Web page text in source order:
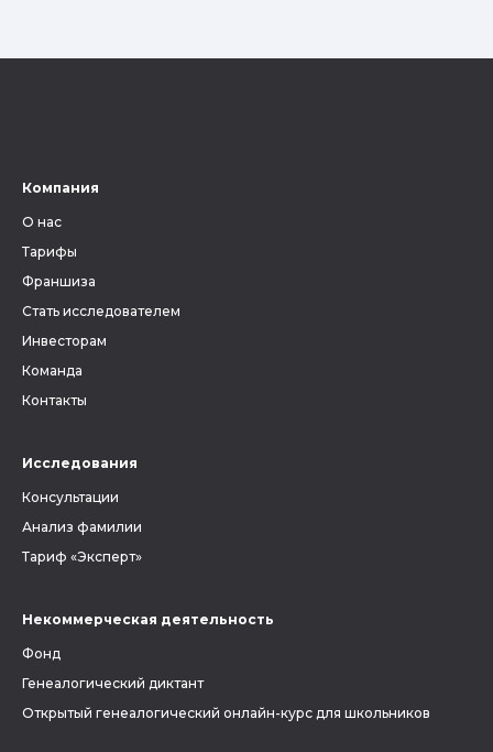
Компания
О нас
Тарифы
Франшиза
Стать исследователем
Инвесторам
Команда
Контакты
Исследования
Консультации
Анализ фамилии
Тариф «Эксперт»
Некоммерческая деятельность
Фонд
Генеалогический диктант
Открытый генеалогический онлайн-курс для школьников